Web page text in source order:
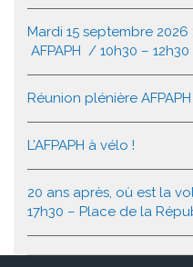
Mardi 15 septembre
AFPAPH / 10h30 – 12h30
Réunion plénière
L’AFPAPH à vélo !
20 ans après, où est la
17h30 – Place de la